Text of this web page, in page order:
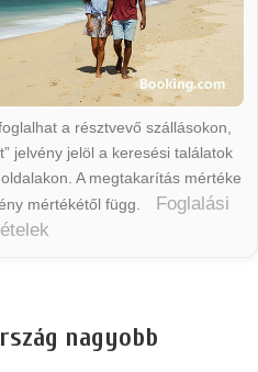
a résztvevő szállásokon,
jelvény jelöl a keresési találatok
A megtakarítás mértéke
mértékétől függ.
Foglalási
nagyobb